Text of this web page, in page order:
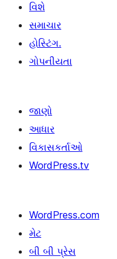
વિશે
સમાચાર
હોસ્ટિંગ.
ગોપનીયતા
જાણો
આધાર
વિકાસકર્તાઓ
WordPress.tv
WordPress.com
મેટ
બી બી પ્રેસ